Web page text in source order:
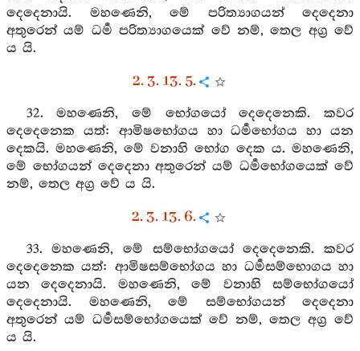
දෙදෙනායි. මහණෙනි, මේ පරිත්‍යාගයන් දෙදෙනා
අතුරෙන් යම් ධර්‍ම පරිත්‍යාගයෙක් වේ නම්, තෙල අග්‍ර වේ
ය යි.
2. 3. 13. 5.
32. මහණෙනි, මේ භෝගයෝ දෙදෙනෙකි. කවර
දෙදෙනෙක යත්: ආමිෂභෝගය හා ධර්‍මභෝගය හා යන
දෙකයි. මහණෙනි, මේ වනාහි භෝග දෙක ය. මහණෙනි,
මේ භෝගයන් දෙදෙනා අතුරෙන් යම් ධර්‍මභෝගයෙක් වේ
නම්, තෙල අග්‍ර වේ ය යි.
2. 3. 13. 6.
33. මහණෙනි, මේ සම්භෝගයෝ දෙදෙනෙකි. කවර
දෙදෙනෙක යත්: ආමිෂසම්භෝගය හා ධර්‍මසම්භොගය හා
යන දෙදෙනායි. මහණෙනි, මේ වනාහි සම්භෝගයෝ
දෙදෙනායි. මහණෙනි, මේ සම්භෝගයන් දෙදෙනා
අතුරෙන් යම් ධර්‍මසම්භෝගයෙක් වේ නම්, තෙල අග්‍ර වේ
ය යි.